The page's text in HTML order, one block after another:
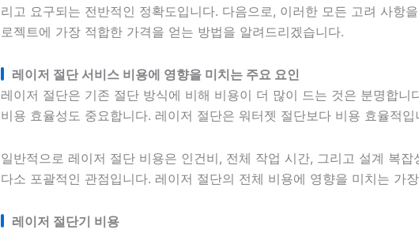
리고 요구되는 전반적인 정확도입니다. 다음으로, 이러한 모든 고려 사항
로젝트에 가장 적합한 가격을 얻는 방법을 알려드리겠습니다.
레이저 절단 서비스 비용에 영향을 미치는 주요 요인
레이저 절단은 기존 절단 방식에 비해 비용이 더 많이 드는 것은 분명합니
비용 효율성도 중요합니다. 레이저 절단은 워터젯 절단보다 비용 효율적입
일반적으로 레이저 절단 비용은 인건비, 전체 작업 시간, 그리고 설계 복
다소 포괄적인 관점입니다. 레이저 절단의 전체 비용에 영향을 미치는 가
레이저 절단기 비용